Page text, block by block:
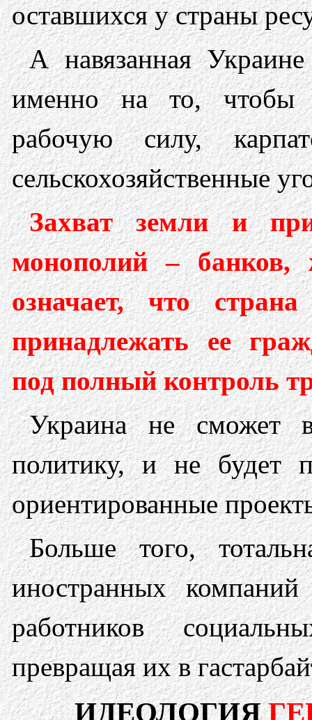
оставшихся у страны
А навязанная
именно на то, чтобы
рабочую силу,
сельскохозяйственные
Захват земли и
монополий –
означает, что
принадлежать ее
под полный контроль
Украина не сможет
политику, и не будет
ориентированные
Больше того,
иностранных
работников
превращая их в
ИДЕОЛОГИЯ